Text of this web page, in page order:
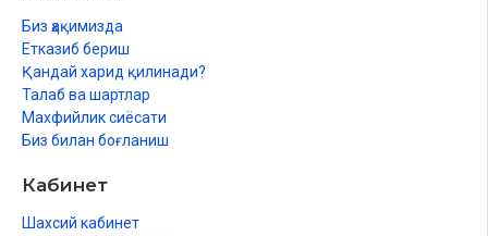
Биз ҳақимизда
Етказиб бериш
Қандай харид қилинади?
Талаб ва шартлар
Махфийлик сиёсати
Биз билан боғланиш
Кабинет
Шахсий кабинет